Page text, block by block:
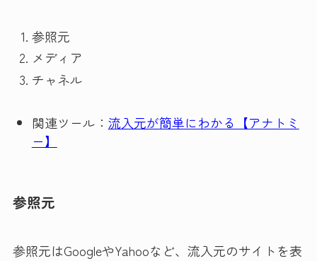
参照元
メディア
チャネル
関連ツール： 流入元が簡単にわかる【アナトミ
ー】
参照元
参照元はGoogleやYahooなど、流入元のサイトを表